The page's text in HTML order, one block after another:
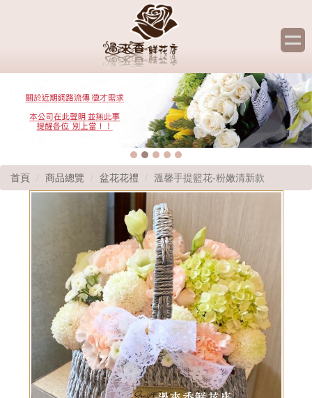
首頁 商品總覽 盆花花禮 溫馨手提籃花-粉嫩清新款